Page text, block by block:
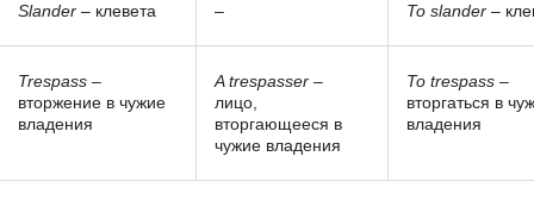
Slander – клевета – To slander –
Trespass –
вторжение в чужие
владения
A trespasser –
лицо,
вторгающееся в
чужие владения
To trespass –
вторгаться в
владения